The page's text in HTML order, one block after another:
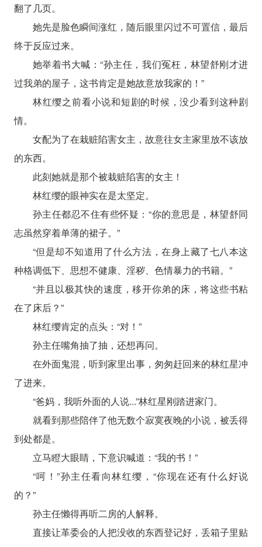
翻了几页。
她先是脸色瞬间涨红，随后眼里闪过不可置信，最后
终于反应过来。
她举着书大喊：“孙主任，我们冤枉，林望舒刚才进
过我弟的屋子，这书肯定是她故意放我家的！”
林红缨之前看小说和短剧的时候，没少看到这种剧
情。
女配为了在栽赃陷害女主，故意往女主家里放不该放
的东西。
此刻她就是那个被栽赃陷害的女主！
林红缨的眼神实在是太坚定。
孙主任都忍不住有些怀疑：“你的意思是，林望舒同
志虽然穿着单薄的裙子。”
“但是却不知道用了什么方法，在身上藏了七八本这
种格调低下、思想不健康、淫秽、色情暴力的书籍。”
“并且以极其快的速度，移开你弟的床，将这些书粘
在了床后？”
林红缨肯定的点头：“对！”
孙主任嘴角抽了抽，还想再问。
在外面鬼混，听到家里出事，匆匆赶回来的林红星冲
了进来。
“爸妈，我听外面的人说...”林红星刚踏进家门。
就看到那些陪伴了他无数个寂寞夜晚的小说，被丢得
到处都是。
立马瞪大眼睛，下意识喊道：“我的书！”
“呵！”孙主任看向林红缨，“你现在还有什么好说
的？”
孙主任懒得再听二房的人解释。
直接让革委会的人把没收的东西登记好，丢箱子里贴